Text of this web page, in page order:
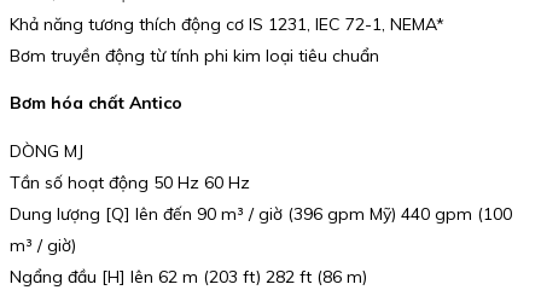
Khả năng tương thích động cơ IS 1231, IEC 72-1, NEMA*
Bơm truyền động từ tính phi kim loại tiêu chuẩn
Bơm hóa chất Antico
DÒNG MJ
Tần số hoạt động 50 Hz 60 Hz
Dung lượng [Q] lên đến 90 m³ / giờ (396 gpm Mỹ) 440 gpm (100
m³ / giờ)
Ngẩng đầu [H] lên 62 m (203 ft) 282 ft (86 m)